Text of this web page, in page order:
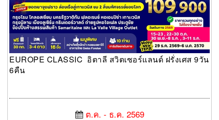
EUROPE CLASSIC อิตาลี สวิตเซอร์แลนด์ ฝรั่งเศส 9วัน
6คืน
ต.ค. - ธ.ค. 2569